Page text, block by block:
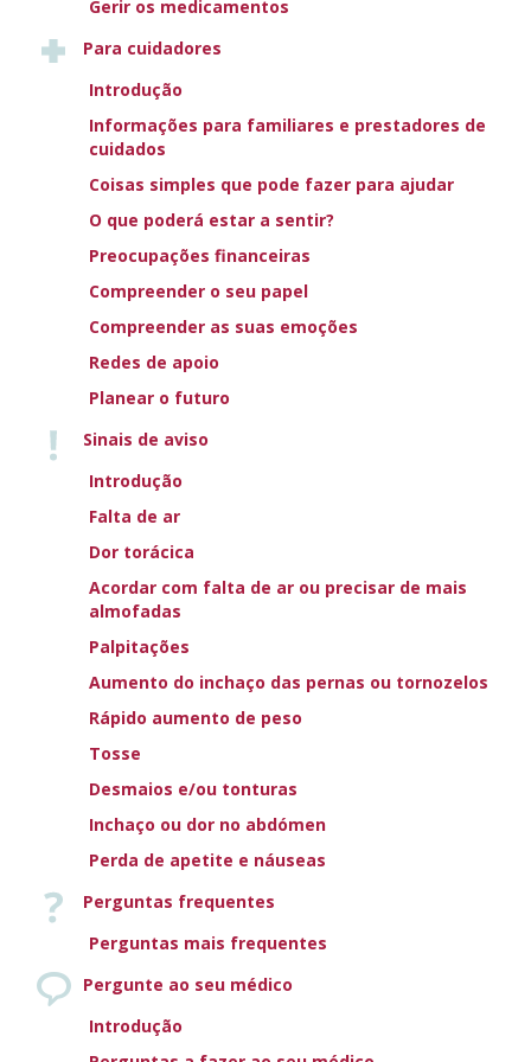
Gerir os medicamentos
Para cuidadores
Introdução
Informações para familiares e prestadores de
cuidados
Coisas simples que pode fazer para ajudar
O que poderá estar a sentir?
Preocupações financeiras
Compreender o seu papel
Compreender as suas emoções
Redes de apoio
Planear o futuro
Sinais de aviso
Introdução
Falta de ar
Dor torácica
Acordar com falta de ar ou precisar de mais
almofadas
Palpitações
Aumento do inchaço das pernas ou tornozelos
Rápido aumento de peso
Tosse
Desmaios e/ou tonturas
Inchaço ou dor no abdómen
Perda de apetite e náuseas
Perguntas frequentes
Perguntas mais frequentes
Pergunte ao seu médico
Introdução
necessário. A amiodarona também pode causar
fotossensibilidade e uma descoloração característica da
pele. Os distúrbios leves voltarão geralmente ao normal
após a interrupção do tratamento com amiodarona.
Voltar a Outras condições médicas comuns e insuficiência
CATETERISMO CARDÍACO E
ORIENTAÇÕES DA SEC
PARA INSUFICIÊNCIA
CARDÍACA
O que os doentes devem saber
visa fornecer uma visão geral das mais recentes recomendações
baseadas em evidências para o diagnóstico e o tratamento da
Em particular, deverá ajudar o doente a compreender:
os principais tipos de insuficiência cardíaca
os dispositivos que podem ser adequados
a importância da reabilitação
a importância do autocuidado na gestão da sua própria
condição